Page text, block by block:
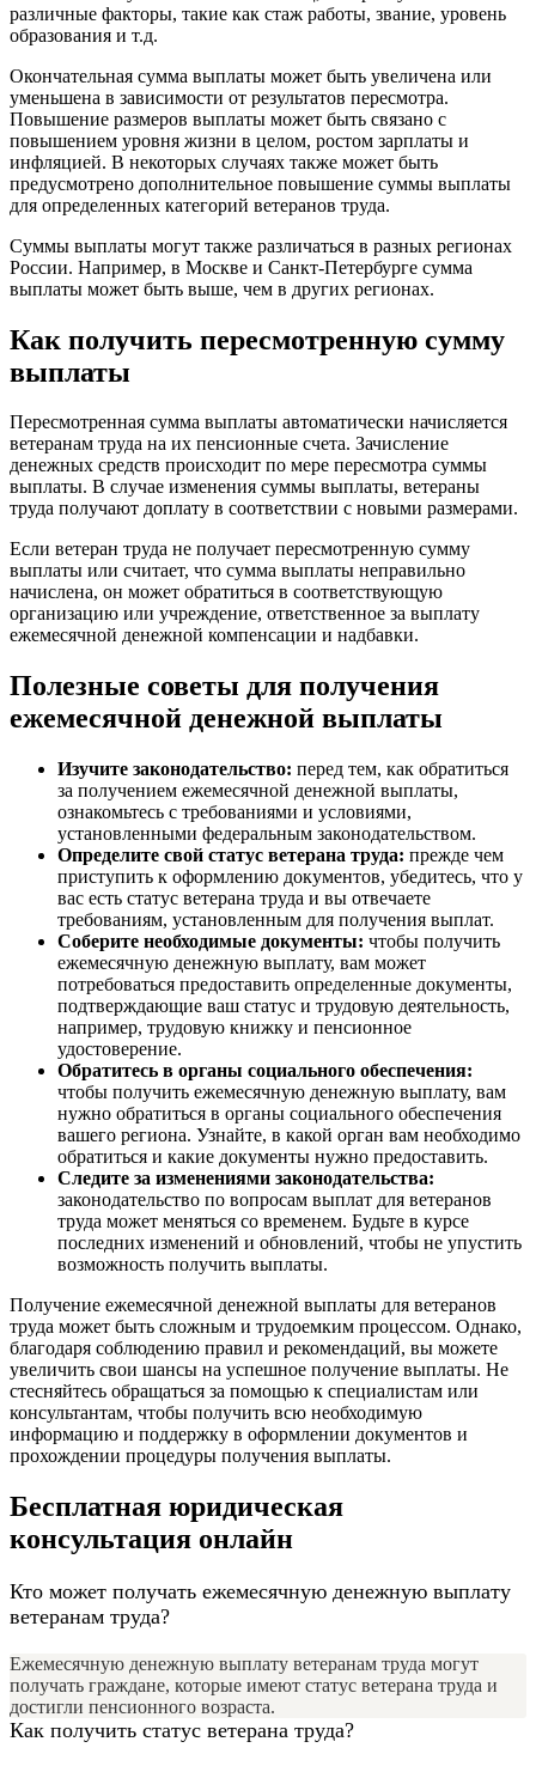
различные факторы, такие как стаж работы, звание, уровень
образования и т.д.
Окончательная сумма выплаты может быть увеличена или
уменьшена в зависимости от результатов пересмотра.
Повышение размеров выплаты может быть связано с
повышением уровня жизни в целом, ростом зарплаты и
инфляцией. В некоторых случаях также может быть
предусмотрено дополнительное повышение суммы выплаты
для определенных категорий ветеранов труда.
Суммы выплаты могут также различаться в разных регионах
России. Например, в Москве и Санкт-Петербурге сумма
выплаты может быть выше, чем в других регионах.
Как получить пересмотренную сумму
выплаты
Пересмотренная сумма выплаты автоматически начисляется
ветеранам труда на их пенсионные счета. Зачисление
денежных средств происходит по мере пересмотра суммы
выплаты. В случае изменения суммы выплаты, ветераны
труда получают доплату в соответствии с новыми размерами.
Если ветеран труда не получает пересмотренную сумму
выплаты или считает, что сумма выплаты неправильно
начислена, он может обратиться в соответствующую
организацию или учреждение, ответственное за выплату
ежемесячной денежной компенсации и надбавки.
Полезные советы для получения
ежемесячной денежной выплаты
Изучите законодательство: перед тем, как обратиться
за получением ежемесячной денежной выплаты,
ознакомьтесь с требованиями и условиями,
установленными федеральным законодательством.
Определите свой статус ветерана труда: прежде чем
приступить к оформлению документов, убедитесь, что у
вас есть статус ветерана труда и вы отвечаете
требованиям, установленным для получения выплат.
Соберите необходимые документы: чтобы получить
ежемесячную денежную выплату, вам может
потребоваться предоставить определенные документы,
подтверждающие ваш статус и трудовую деятельность,
например, трудовую книжку и пенсионное
удостоверение.
Обратитесь в органы социального обеспечения:
чтобы получить ежемесячную денежную выплату, вам
нужно обратиться в органы социального обеспечения
вашего региона. Узнайте, в какой орган вам необходимо
обратиться и какие документы нужно предоставить.
Следите за изменениями законодательства:
законодательство по вопросам выплат для ветеранов
труда может меняться со временем. Будьте в курсе
последних изменений и обновлений, чтобы не упустить
возможность получить выплаты.
Получение ежемесячной денежной выплаты для ветеранов
труда может быть сложным и трудоемким процессом. Однако,
благодаря соблюдению правил и рекомендаций, вы можете
увеличить свои шансы на успешное получение выплаты. Не
стесняйтесь обращаться за помощью к специалистам или
консультантам, чтобы получить всю необходимую
информацию и поддержку в оформлении документов и
прохождении процедуры получения выплаты.
Бесплатная юридическая
консультация онлайн
Кто может получать ежемесячную денежную выплату
ветеранам труда?
Ежемесячную денежную выплату ветеранам труда могут
получать граждане, которые имеют статус ветерана труда и
достигли пенсионного возраста.
Как получить статус ветерана труда?